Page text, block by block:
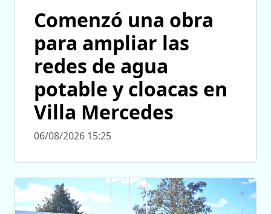
Comenzó una obra
para ampliar las
redes de agua
potable y cloacas en
Villa Mercedes
06/08/2026 15:25